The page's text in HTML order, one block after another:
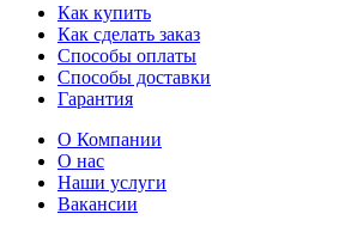
Как купить
Как сделать заказ
Способы оплаты
Способы доставки
Гарантия
О Компании
О нас
Наши услуги
Вакансии